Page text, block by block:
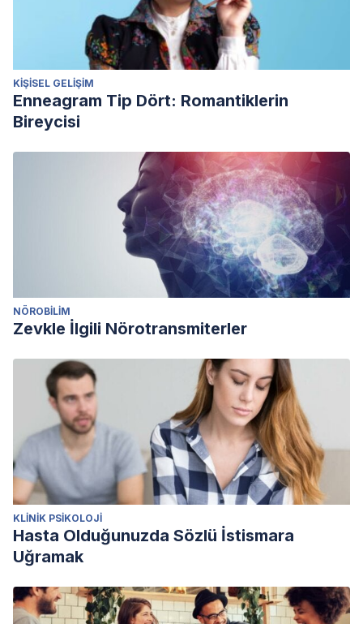
KIŞISEL GELIŞIM
Enneagram Tip Dört: Romantiklerin
Bireycisi
NÖROBILIM
Zevkle İlgili Nörotransmiterler
KLINIK PSIKOLOJI
Hasta Olduğunuzda Sözlü İstismara
Uğramak